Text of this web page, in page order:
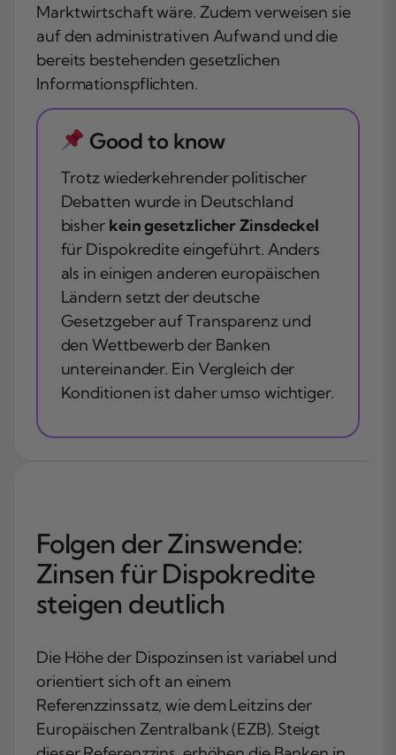
Marktwirtschaft wäre. Zudem verweisen sie
auf den administrativen Aufwand und die
bereits bestehenden gesetzlichen
Informationspflichten.
Good to know
Trotz wiederkehrender politischer
Debatten wurde in Deutschland
bisher kein gesetzlicher Zinsdeckel
für Dispokredite eingeführt. Anders
als in einigen anderen europäischen
Ländern setzt der deutsche
Gesetzgeber auf Transparenz und
den Wettbewerb der Banken
untereinander. Ein Vergleich der
Konditionen ist daher umso wichtiger.
Folgen der Zinswende:
Zinsen für Dispokredite
steigen deutlich
Die Höhe der Dispozinsen ist variabel und
orientiert sich oft an einem
Referenzzinssatz, wie dem Leitzins der
Europäischen Zentralbank (EZB). Steigt